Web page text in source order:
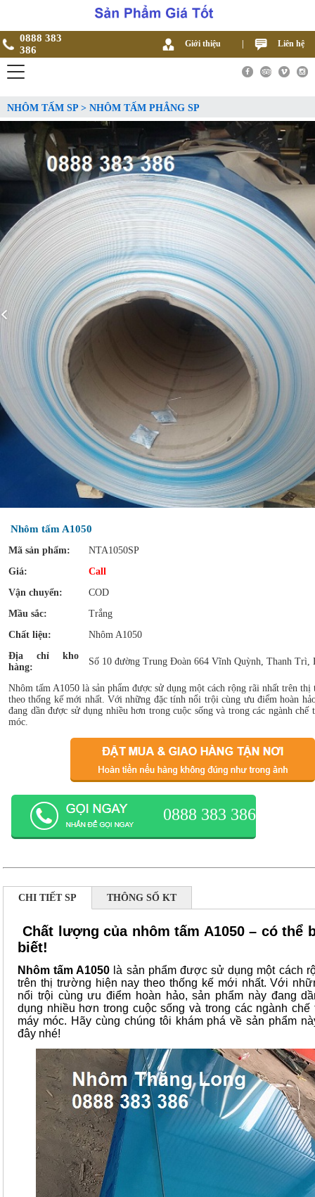
0888 383
386
Giới thiệu Liên hệ
NHÔM TẤM SP > NHÔM TẤM PHẲNG SP
Nhôm tấm A1050
Mã sản phẩm:
NTA1050SP
Giá:
Call
Vận chuyển:
COD
Mầu sắc:
Trắng
Chất liệu:
Nhôm A1050
Địa chỉ kho
hàng:
Số 10 đường Trung Đoàn 664 Vĩnh Quỳnh, Thanh Trì,
Nhôm tấm A1050 là sản phẩm được sử dụng một cách rộng rãi nhất trên thị
theo thống kế mới nhất. Với những đặc tính nổi trội cùng ưu điểm hoàn
đang dần được sử dụng nhiều hơn trong cuộc sống và trong các ngành chế
móc.
0888 383 386
CHI TIẾT SP THÔNG SỐ KT
Chất lượng của nhôm tấm A1050 – có thể
biết!
Nhôm tấm A1050 là sản phẩm được sử dụng một cách
trên thị trường hiện nay theo thống kế mới nhất. Với
nổi trội cùng ưu điểm hoàn hảo, sản phẩm này đang
dụng nhiều hơn trong cuộc sống và trong các ngành chế
máy móc. Hãy cùng chúng tôi khám phá về sản phẩm
đây nhé!